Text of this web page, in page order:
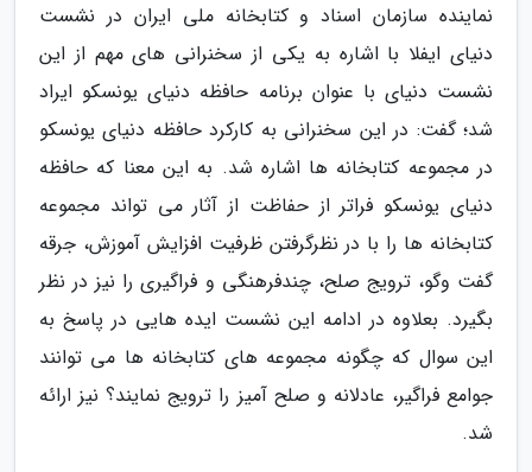
نماینده سازمان اسناد و کتابخانه ملی ایران در نشست
دنیای ایفلا با اشاره به یکی از سخنرانی های مهم از این
نشست دنیای با عنوان برنامه حافظه دنیای یونسکو ایراد
شد؛ گفت: در این سخنرانی به کارکرد حافظه دنیای یونسکو
در مجموعه کتابخانه ها اشاره شد. به این معنا که حافظه
دنیای یونسکو فراتر از حفاظت از آثار می تواند مجموعه
کتابخانه ها را با در نظرگرفتن ظرفیت افزایش آموزش، جرقه
گفت وگو، ترویج صلح، چندفرهنگی و فراگیری را نیز در نظر
بگیرد. بعلاوه در ادامه این نشست ایده هایی در پاسخ به
این سوال که چگونه مجموعه های کتابخانه ها می توانند
جوامع فراگیر، عادلانه و صلح آمیز را ترویج نمایند؟ نیز ارائه
شد.